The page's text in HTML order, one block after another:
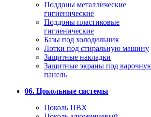
Поддоны металлические
гигиенические
Поддоны пластиковые
гигиенические
Базы под холодильник
Лотки под стиральную машину
Защитные накладки
Защитные экраны под
панель
06. Цокольные системы
Цоколь ПВХ